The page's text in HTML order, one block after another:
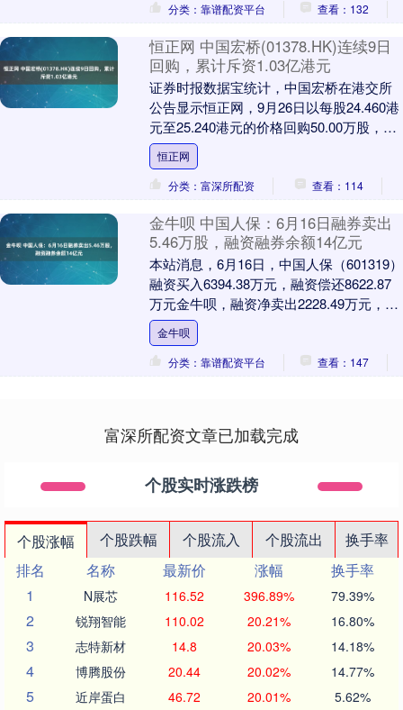
分类：靠谱配资平台
查看：132
恒正网 中国宏桥(01378.HK)连续9日
回购，累计斥资1.03亿港元
证券时报数据宝统计，中国宏桥在港交所
公告显示恒正网，9月26日以每股24.460港
元至25.240港元的价格回购50.00万股，回
购金额达1247.59万港元。....
恒正网
分类：富深所配资
查看：114
金牛呗 中国人保：6月16日融券卖出
5.46万股，融资融券余额14亿元
本站消息，6月16日，中国人保（601319）
融资买入6394.38万元，融资偿还8622.87
万元金牛呗，融资净卖出2228.49万元，融
资余额13.97亿元....
金牛呗
分类：靠谱配资平台
查看：147
富深所配资文章已加载完成
个股实时涨跌榜
个股涨幅 个股跌幅 个股流入 个股流出
换手率
排名
名称 最新价 涨幅
换手率
1
N展芯 116.52 396.89% 79.39%
2 锐翔智能 110.02 20.21% 16.80%
3 志特新材 14.8 20.03% 14.18%
4 博腾股份 20.44 20.02% 14.77%
5 近岸蛋白 46.72 20.01% 5.62%